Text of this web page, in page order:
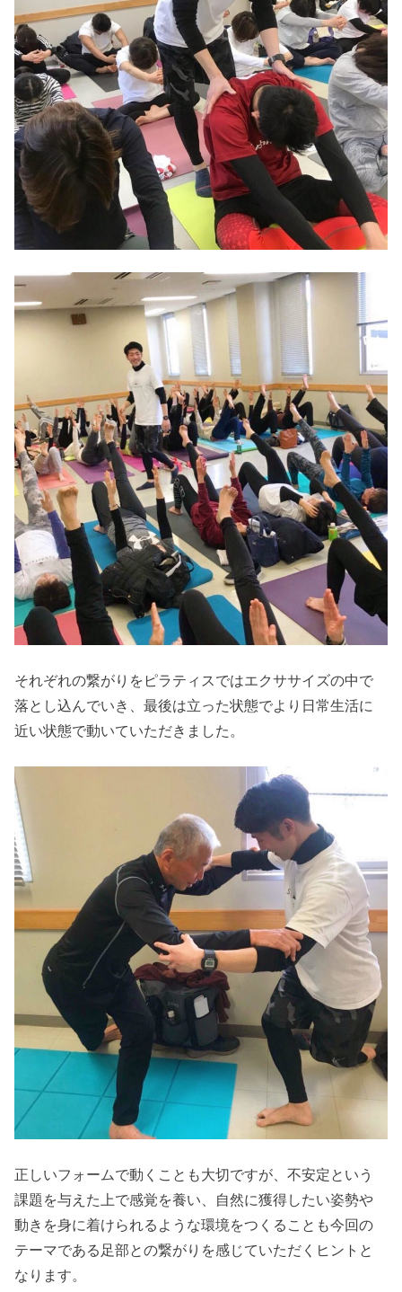
それぞれの繋がりをピラティスではエクササイズの中で
落とし込んでいき、最後は立った状態でより日常生活に
近い状態で動いていただきました。
正しいフォームで動くことも大切ですが、不安定という
課題を与えた上で感覚を養い、自然に獲得したい姿勢や
動きを身に着けられるような環境をつくることも今回の
テーマである足部との繋がりを感じていただくヒントと
なります。